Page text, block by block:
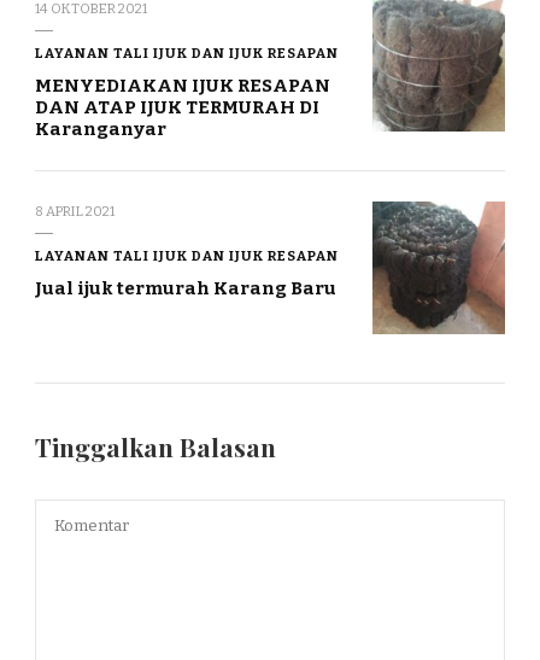
14 OKTOBER 2021
LAYANAN TALI IJUK DAN IJUK RESAPAN
MENYEDIAKAN IJUK RESAPAN
DAN ATAP IJUK TERMURAH DI
Karanganyar
8 APRIL 2021
LAYANAN TALI IJUK DAN IJUK RESAPAN
Jual ijuk termurah Karang Baru
Tinggalkan Balasan